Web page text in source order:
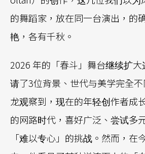
的舞蹈家，放在同一台演出，的
艳，各有千秋。
2026 年的「春斗」舞台继续扩
请了3位背景、世代与美学完全
龙观察到，现在的年轻创作者成
的网路时代，喜好广泛、尝试多
「难以专心」的挑战。然而，在